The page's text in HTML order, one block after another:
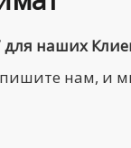
наших
нам, и